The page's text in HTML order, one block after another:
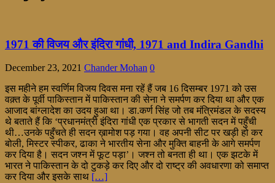
1971 की विजय और इंदिरा गांधी, 1971 and Indira Gandhi
December 23, 2021 Chander Mohan 0
इस महीने हम स्वर्णिम विजय दिवस मना रहें हैं जब 16 दिसम्बर 1971 को उस
वक़्त के पूर्वी पाकिस्तान में पाकिस्तान की सेना ने समर्पण कर दिया था और एक
आजाद बांग्लादेश का उदय हुआ था। डा.कर्ण सिंह जो तब मंत्रिमंडल के सदस्य
थे बताते हैं कि ‘प्रधानमंत्री इंदिरा गांधी एक प्रकार से भागती सदन में पहुँची
थी…उनके पहुँचते ही सदन ख़ामोश पड़ गया। वह अपनी सीट पर खड़ी हो कर
बोली, मिस्टर स्पीकर, ढाका ने भारतीय सेना और मुक्ति बाहनी के आगे समर्पण
कर दिया है। सदन जश्न में फूट पड़ा’। जश्न तो बनता ही था। एक झटके में
भारत ने पाकिस्तान के दो टुकड़े कर दिए और दो राष्ट्र की अवधारणा को समाप्त
कर दिया और इसके साथ […]